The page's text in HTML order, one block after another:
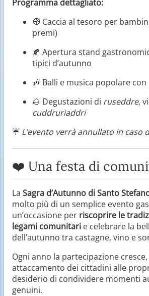
Programma dettagliato:
🧭 Caccia al tesoro per
premi)
🍂 Apertura stand
tipici d’autunno
🎶 Balli e musica popolare
🌰 Degustazioni di ruseddre,
cuddruriaddri
☔ L’evento verrà annullato in caso
❤️ Una festa di
La Sagra d’Autunno di Santo
molto più di un semplice evento
un’occasione per riscoprire le
legami comunitari e celebrare la
dell’autunno tra castagne, vino e
Ogni anno la partecipazione
attaccamento dei cittadini alle
desiderio di condividere momenti
genuini.